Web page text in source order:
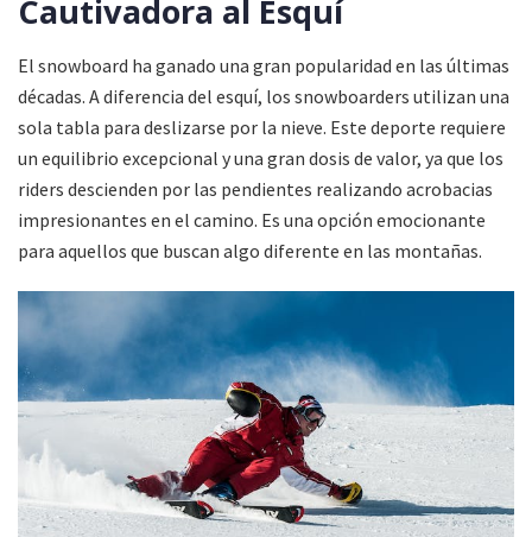
Cautivadora al Esquí
El snowboard ha ganado una gran popularidad en las últimas
décadas. A diferencia del esquí, los snowboarders utilizan una
sola tabla para deslizarse por la nieve. Este deporte requiere
un equilibrio excepcional y una gran dosis de valor, ya que los
riders descienden por las pendientes realizando acrobacias
impresionantes en el camino. Es una opción emocionante
para aquellos que buscan algo diferente en las montañas.